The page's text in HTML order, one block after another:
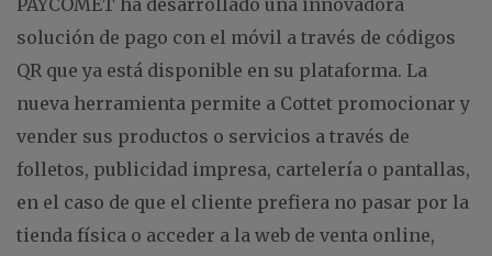
PAYCOMET ha desarrollado una innovadora
solución de pago con el móvil a través de códigos
QR que ya está disponible en su plataforma. La
nueva herramienta permite a Cottet promocionar y
vender sus productos o servicios a través de
folletos, publicidad impresa, cartelería o pantallas,
en el caso de que el cliente prefiera no pasar por la
tienda física o acceder a la web de venta online,